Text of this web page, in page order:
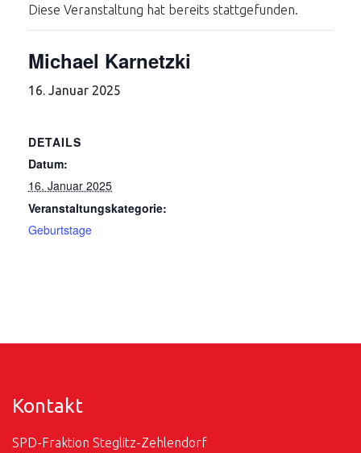
Diese Veranstaltung hat bereits stattgefunden.
Michael Karnetzki
16. Januar 2025
DETAILS
Datum:
16. Januar 2025
Veranstaltungskategorie:
Geburtstage
Kontakt
SPD-Fraktion Steglitz-Zehlendorf